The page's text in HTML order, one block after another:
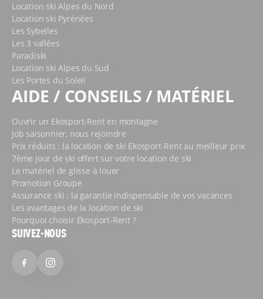
Location ski Alpes du Nord
Location ski Pyrénées
Les Sybelles
Les 3 vallées
Paradiski
Location ski Alpes du Sud
Les Portes du Soleil
AIDE / CONSEILS / MATÉRIEL
Ouvrir un Ekosport-Rent en montagne
Job saisonnier, nous rejoindre
Prix réduits : la location de ski Ekosport-Rent au meilleur prix
7ème jour de ski offert sur votre location de ski
Le matériel de glisse à louer
Promotion Groupe
Assurance ski : la garantie indispensable de vos vacances
Les avantages de la location de ski
Pourquoi choisir Ekosport-Rent ?
SUIVEZ-NOUS
FacebookInstagram